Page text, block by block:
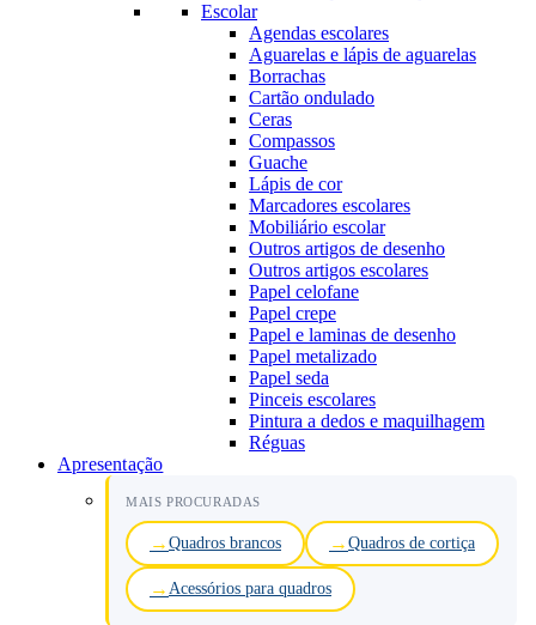
Escolar
Agendas escolares
Aguarelas e lápis de aguarelas
Borrachas
Cartão ondulado
Ceras
Compassos
Guache
Lápis de cor
Marcadores escolares
Mobiliário escolar
Outros artigos de desenho
Outros artigos escolares
Papel celofane
Papel crepe
Papel e laminas de desenho
Papel metalizado
Papel seda
Pinceis escolares
Pintura a dedos e maquilhagem
Réguas
Apresentação
MAIS PROCURADAS
Quadros brancos Quadros de cortiça
Acessórios para quadros